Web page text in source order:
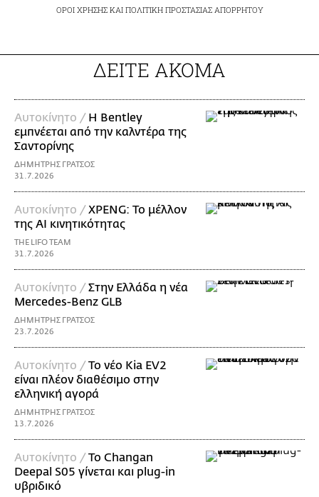
ΟΡΟΙ ΧΡΗΣΗΣΚΑΙ ΠΟΛΙΤΙΚΗ ΠΡΟΣΤΑΣΙΑΣ ΑΠΟΡΡΗΤΟΥ
ΔΕΙΤΕ ΑΚΟΜΑ
Αυτοκίνητο / Η Bentley
εμπνέεται από την καλντέρα της
Σαντορίνης
ΔΗΜΗΤΡΗΣ ΓΡΑΤΣΟΣ
31.7.2026
Αυτοκίνητο / XPENG: Το μέλλον
της AI κινητικότητας
THE LIFO TEAM
31.7.2026
Αυτοκίνητο / Στην Ελλάδα η νέα
Mercedes-Benz GLB
ΔΗΜΗΤΡΗΣ ΓΡΑΤΣΟΣ
23.7.2026
Αυτοκίνητο / Το νέο Kia EV2
είναι πλέον διαθέσιμο στην
ελληνική αγορά
ΔΗΜΗΤΡΗΣ ΓΡΑΤΣΟΣ
13.7.2026
Αυτοκίνητο / Το Changan
Deepal S05 γίνεται και plug-in
υβριδικό